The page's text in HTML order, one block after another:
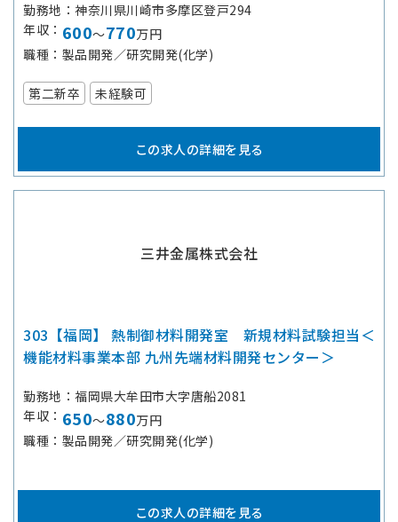
勤務地
神奈川県川崎市多摩区登戸294
年収
600～770万円
職種
製品開発／研究開発(化学)
第二新卒 未経験可
この求人の詳細を見る
三井金属株式会社
303【福岡】 熱制御材料開発室 新規材料試験担当＜
機能材料事業本部 九州先端材料開発センター＞
勤務地
福岡県大牟田市大字唐船2081
年収
650～880万円
職種
製品開発／研究開発(化学)
この求人の詳細を見る